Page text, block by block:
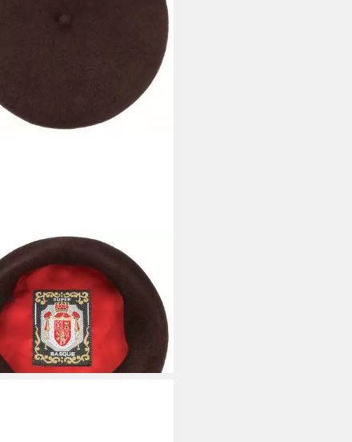
(1-St) Baske mit Futter,
Italy
(6)
€
- in 2-3 Werktagen bei dir